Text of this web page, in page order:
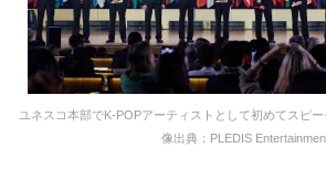
ユネスコ本部でK-POPアーティストとして初めてスピ
像出典：PLEDIS